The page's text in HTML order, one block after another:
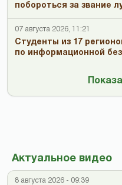
побороться за звание
07 августа 2026, 11:21
Студенты из 17
по информационной
Актуальное видео
8 августа 2026 - 09:39